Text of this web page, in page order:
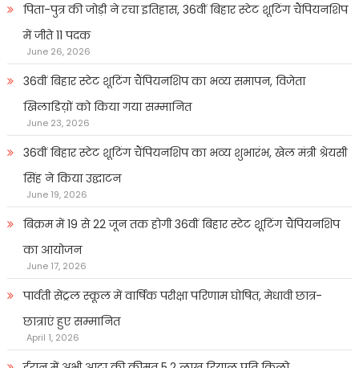
पिता-पुत्र की जोड़ी ने रचा इतिहास, 36वीं बिहार स्टेट शूटिंग चैंपियनशिप
में जीते 11 पदक
June 26, 2026
36वीं बिहार स्टेट शूटिंग चैंपियनशिप का भव्य समापन, विजेता
खिलाडिय़ों को किया गया सम्मानित
June 23, 2026
36वीं बिहार स्टेट शूटिंग चैंपियनशिप का भव्य शुभारंभ, खेल मंत्री श्रेयसी
सिंह ने किया उद्घाटन
June 19, 2026
बिक्रम में 19 से 22 जून तक होगी 36वीं बिहार स्टेट शूटिंग चैंपियनशिप
का आयोजन
June 17, 2026
पार्वती सेंट्रल स्कूल में वार्षिक परीक्षा परिणाम घोषित, मेधावी छात्र-
छात्राएं हुए सम्मानित
April 1, 2026